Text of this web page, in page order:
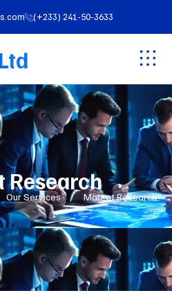
(+233) 241-50-3633
Research
Our Services Market Research